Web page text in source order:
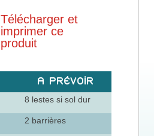
Télécharger et
imprimer ce
produit
A PRÉVOIR
8 lestes si sol dur
2 barrières